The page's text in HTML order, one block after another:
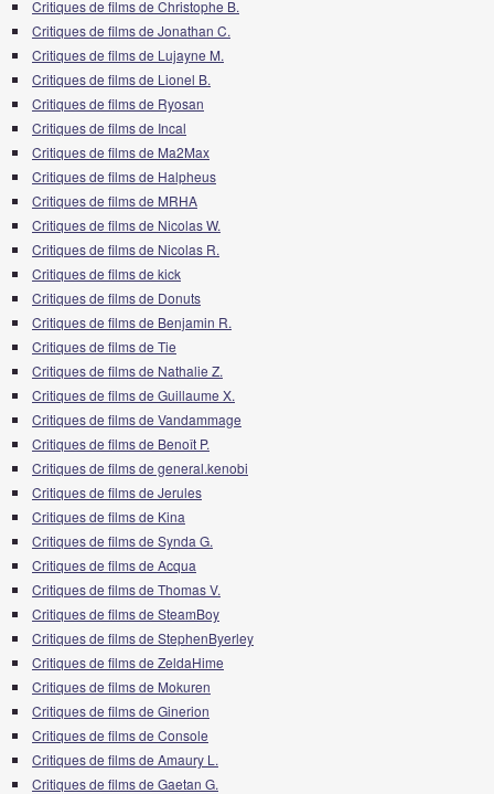
Critiques de films de Christophe B.
Critiques de films de Jonathan C.
Critiques de films de Lujayne M.
Critiques de films de Lionel B.
Critiques de films de Ryosan
Critiques de films de Incal
Critiques de films de Ma2Max
Critiques de films de Halpheus
Critiques de films de MRHA
Critiques de films de Nicolas W.
Critiques de films de Nicolas R.
Critiques de films de kick
Critiques de films de Donuts
Critiques de films de Benjamin R.
Critiques de films de Tie
Critiques de films de Nathalie Z.
Critiques de films de Guillaume X.
Critiques de films de Vandammage
Critiques de films de Benoît P.
Critiques de films de general.kenobi
Critiques de films de Jerules
Critiques de films de Kina
Critiques de films de Synda G.
Critiques de films de Acqua
Critiques de films de Thomas V.
Critiques de films de SteamBoy
Critiques de films de StephenByerley
Critiques de films de ZeldaHime
Critiques de films de Mokuren
Critiques de films de Ginerion
Critiques de films de Console
Critiques de films de Amaury L.
Critiques de films de Gaetan G.